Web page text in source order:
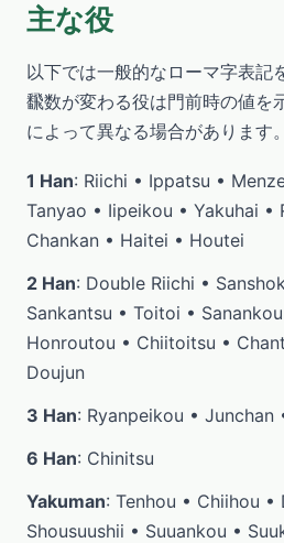
主な役
以下では一般的なローマ字表記
飜数が変わる役は門前時の値を
によって異なる場合があります。
1 Han: Riichi • Ippatsu •
Tanyao • Iipeikou • Yakuhai •
Chankan • Haitei • Houtei
2 Han: Double Riichi •
Sankantsu • Toitoi •
Honroutou • Chiitoitsu •
Doujun
3 Han: Ryanpeikou • Junchan
6 Han: Chinitsu
Yakuman: Tenhou • Chiihou •
Shousuushii • Suuankou •